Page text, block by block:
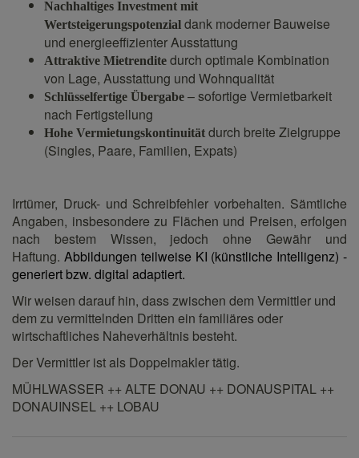
Nachhaltiges Investment mit
Wertsteigerungspotenzial dank moderner Bauweise
und energieeffizienter Ausstattung
Attraktive Mietrendite durch optimale Kombination
von Lage, Ausstattung und Wohnqualität
Schlüsselfertige Übergabe – sofortige Vermietbarkeit
nach Fertigstellung
Hohe Vermietungskontinuität durch breite Zielgruppe
(Singles, Paare, Familien, Expats)
Irrtümer, Druck- und Schreibfehler vorbehalten. Sämtliche
Angaben, insbesondere zu Flächen und Preisen, erfolgen
nach bestem Wissen, jedoch ohne Gewähr und
Haftung. Abbildungen teilweise KI (künstliche Intelligenz) -
generiert bzw. digital adaptiert.
Wir weisen darauf hin, dass zwischen dem Vermittler und
dem zu vermittelnden Dritten ein familiäres oder
wirtschaftliches Naheverhältnis besteht.
Der Vermittler ist als Doppelmakler tätig.
MÜHLWASSER ++ ALTE DONAU ++ DONAUSPITAL ++
DONAUINSEL ++ LOBAU